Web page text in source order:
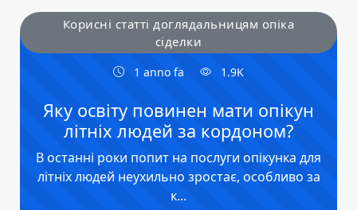
1 anno fa 1.9K
Корисні статті доглядальницям опіка
сіделки
Яку освіту повинен мати опікун
літніх людей за кордоном?
В останні роки попит на послуги опікунка для
літніх людей неухильно зростає, особливо за
к...